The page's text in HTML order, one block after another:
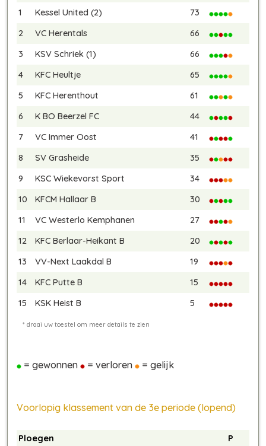
1
Kessel United (2)
73
2
VC Herentals
66
3
KSV Schriek (1)
66
4
KFC Heultje
65
5
KFC Herenthout
61
6
K BO Beerzel FC
44
7
VC Immer Oost
41
8
SV Grasheide
35
9
KSC Wiekevorst Sport
34
10
KFCM Hallaar B
30
11
VC Westerlo Kemphanen
27
12
KFC Berlaar-Heikant B
20
13
VV-Next Laakdal B
19
14
KFC Putte B
15
15
KSK Heist B 5
= gewonnen = verloren = gelijk
Voorlopig klassement van de 3e periode (lopend)
Ploegen P